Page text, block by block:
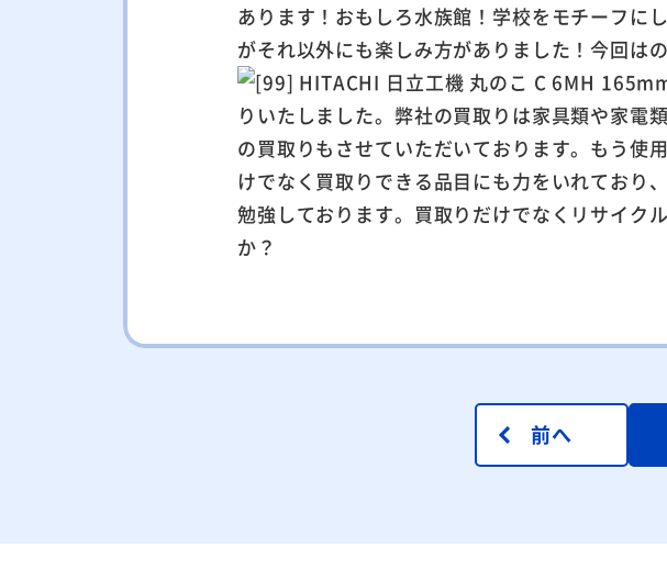
あります！おもしろ水族館！学校をモチーフに
がそれ以外にも楽しみ方がありました！今回は
りいたしました。弊社の買取りは家具類や家電
の買取りもさせていただいております。もう使
けでなく買取りできる品目にも力をいれており
勉強しております。買取りだけでなくリサイク
か？
前へ